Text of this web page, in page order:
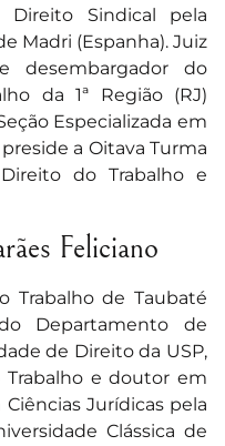
Sindical pela
Madri (Espanha). Juiz
desembargador do
da 1ª Região (RJ)
Especializada em
a Oitava Turma
do Trabalho e
Feliciano
Trabalho de Taubaté
Departamento de
de Direito da USP,
e doutor em
Jurídicas pela
Clássica de